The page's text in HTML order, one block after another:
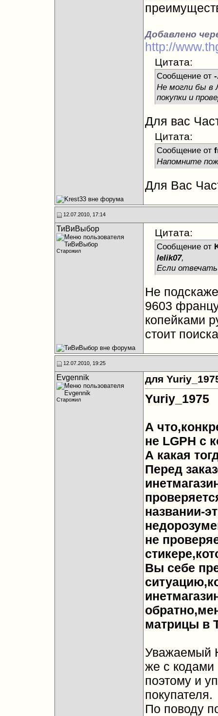
Добавлено
http://
Цитата:
Сообщение от
Не могли бы в
покупки и
Для вас
Цитата:
Сообщение от
Напомните
Для Вас
12.07.2010, 17:14
ТиВиВыбор
Старожил
Цитата:
Сообщение от
lelik07,
Если
Не
9603
копейками
стоит
12.07.2010, 19:25
Evgennik
Старожил
для
Yuriy_1975
А
не LGPH с
А какая
Перед
названии-
не
Вы себе
матрицы в
Уважаемый
же с кодами
поэтому и
покупателя.
По поводу